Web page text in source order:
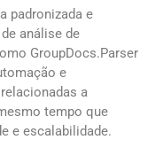
padronizada e
análise de
GroupDocs.Parser
e
a
tempo que
e escalabilidade.